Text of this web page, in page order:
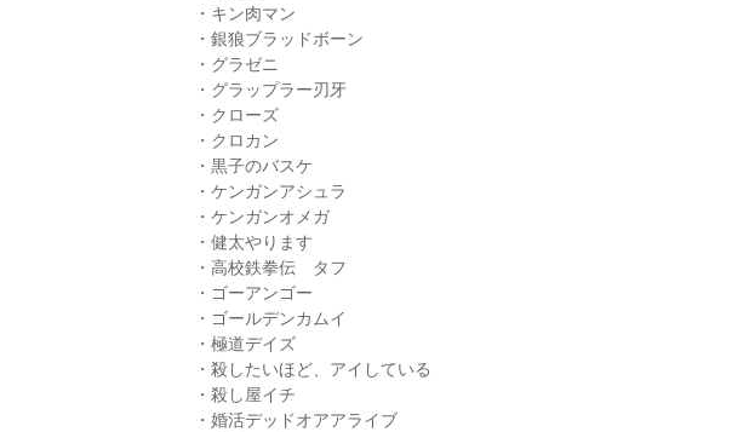
・キン肉マン
・銀狼ブラッドボーン
・グラゼニ
・グラップラー刃牙
・クローズ
・クロカン
・黒子のバスケ
・ケンガンアシュラ
・ケンガンオメガ
・健太やります
・高校鉄拳伝 タフ
・ゴーアンゴー
・ゴールデンカムイ
・極道デイズ
・殺したいほど、アイしている
・殺し屋イチ
・婚活デッドオアアライブ